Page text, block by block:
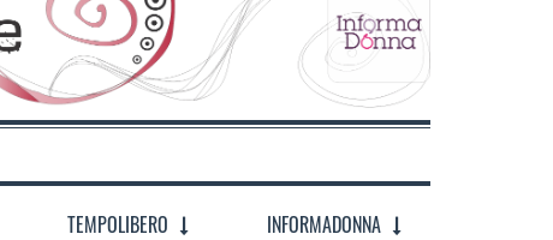
TEMPOLIBERO INFORMADONNA